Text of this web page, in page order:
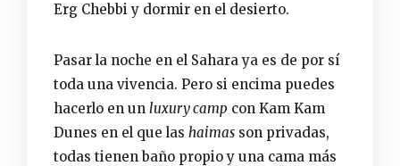
Erg Chebbi y dormir en el desierto.
Pasar la noche en el Sahara ya es de por sí
toda una vivencia. Pero si encima puedes
hacerlo en un luxury camp con Kam Kam
Dunes en el que las haimas son privadas,
todas tienen baño propio y una cama más